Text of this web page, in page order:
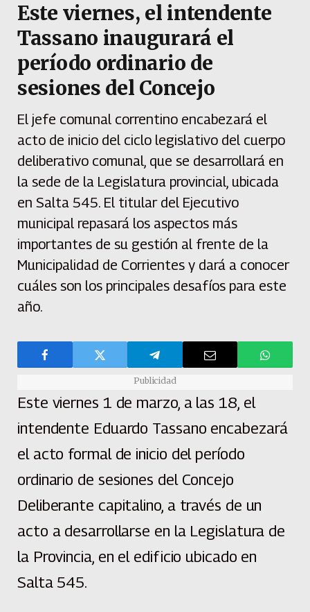
Este viernes, el intendente
Tassano inaugurará el
período ordinario de
sesiones del Concejo
El jefe comunal correntino encabezará el
acto de inicio del ciclo legislativo del cuerpo
deliberativo comunal, que se desarrollará en
la sede de la Legislatura provincial, ubicada
en Salta 545. El titular del Ejecutivo
municipal repasará los aspectos más
importantes de su gestión al frente de la
Municipalidad de Corrientes y dará a conocer
cuáles son los principales desafíos para este
año.
Publicidad
Este viernes 1 de marzo, a las 18, el
intendente Eduardo Tassano encabezará
el acto formal de inicio del período
ordinario de sesiones del Concejo
Deliberante capitalino, a través de un
acto a desarrollarse en la Legislatura de
la Provincia, en el edificio ubicado en
Salta 545.